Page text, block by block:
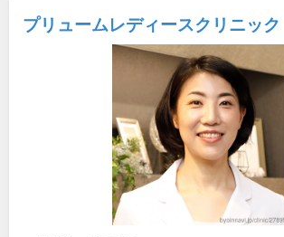
プリュームレディースクリニック